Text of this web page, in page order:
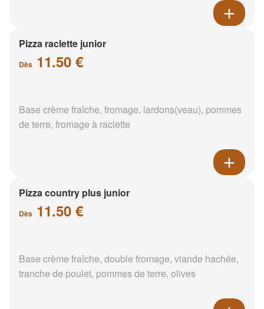
Pizza raclette junior
Dès 11.50 €
Base crème fraîche, fromage, lardons(veau), pommes
de terre, fromage à raclette
Pizza country plus junior
Dès 11.50 €
Base crème fraîche, double fromage, viande hachée,
tranche de poulet, pommes de terre, olives